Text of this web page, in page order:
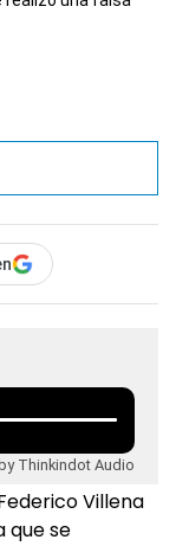
Thinkindot Audio
Villena
que se